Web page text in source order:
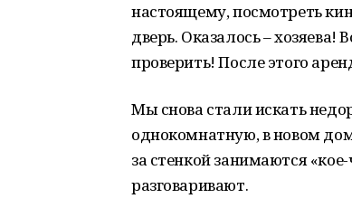
настоящему, посмотреть
дверь. Оказалось –
проверить! После этого
Мы снова стали искать
однокомнатную, в новом
за стенкой занимаются
разговаривают.